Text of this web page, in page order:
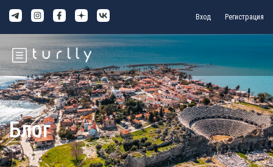
Вход Регистрация
Блог